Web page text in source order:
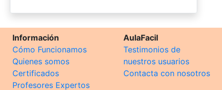
Información
Cómo Funcionamos
Quienes somos
Certificados
Profesores Expertos
AulaFacil
Testimonios de
nuestros usuarios
Contacta con nosotros